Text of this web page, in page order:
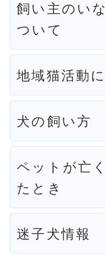
飼い主のい
ついて
地域猫活動
犬の飼い方
ペットが亡
たとき
迷子犬情報